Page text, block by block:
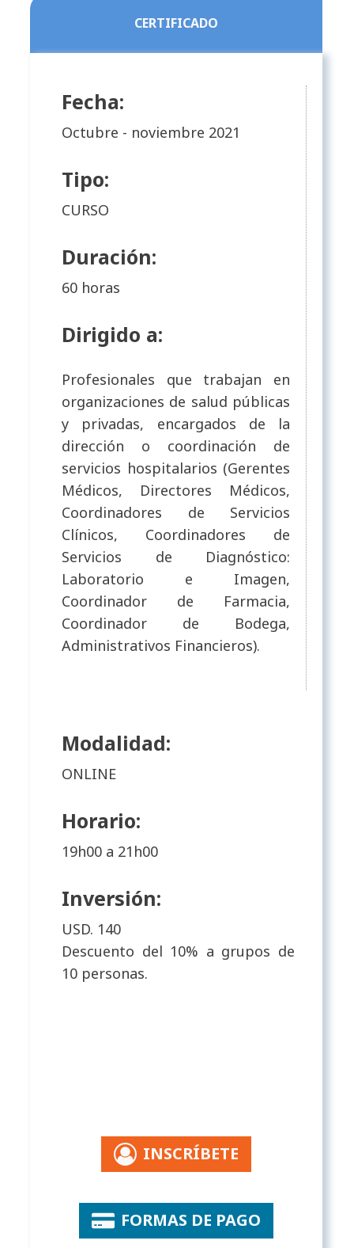
CERTIFICADO
Fecha:
Octubre - noviembre 2021
Tipo:
CURSO
Duración:
60 horas
Dirigido a:
Profesionales que trabajan en
organizaciones de salud públicas
y privadas, encargados de la
dirección o coordinación de
servicios hospitalarios (Gerentes
Médicos, Directores Médicos,
Coordinadores de Servicios
Clínicos, Coordinadores de
Servicios de Diagnóstico:
Laboratorio e Imagen,
Coordinador de Farmacia,
Coordinador de Bodega,
Administrativos Financieros).
Modalidad:
ONLINE
Horario:
19h00 a 21h00
Inversión:
USD. 140
Descuento del 10% a grupos de
10 personas.
INSCRÍBETE
FORMAS DE PAGO